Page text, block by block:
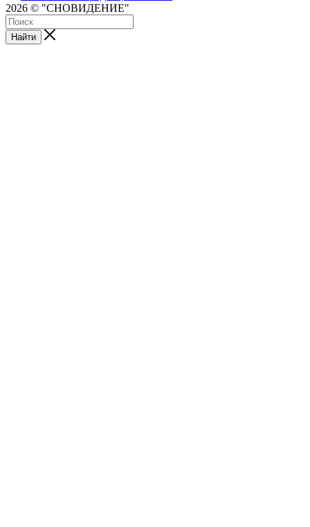
2026 © "СНОВИДЕНИЕ"
Найти